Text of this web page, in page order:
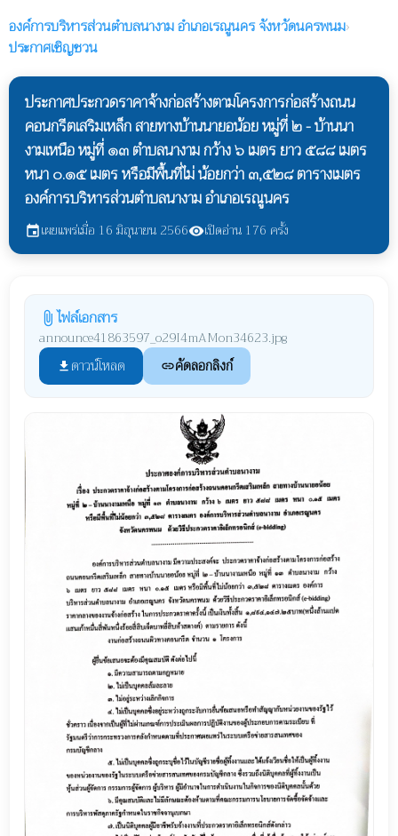
องค์การบริหารส่วนตำบลนางามอำเภอเรณูนคร จังหวัดนครพนม›
ประกาศเชิญชวน
ประกาศประกวดราคาจ้างก่อสร้างตามโครงการก่อสร้างถนน
คอนกรีตเสริมเหล็ก สายทางบ้านนายอน้อย หมู่ที่ ๒ - บ้านนา
งามเหนือ หมู่ที่ ๑๓ ตำบลนางาม กว้าง ๖ เมตร ยาว ๕๘๘ เมตร
หนา ๐.๑๕ เมตร หรือมีพื้นที่ไม่ น้อยกว่า ๓,๕๒๘ ตารางเมตร
องค์การบริหารส่วนตำบลนางาม อำเภอเรณูนคร
eventเผยแพร่เมื่อ 16 มิถุนายน 2566visibilityเปิดอ่าน 176 ครั้ง
attach_file ไฟล์เอกสาร
announce41863597_o29I4mAMon34623.jpg
file_download ดาวน์โหลด linkคัดลอกลิงก์